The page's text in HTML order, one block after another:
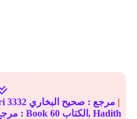
3332 مرجع : صحيح البخاري
|
In-book reference مرجع التصنيف : Book 60
الكتاب, Hadith